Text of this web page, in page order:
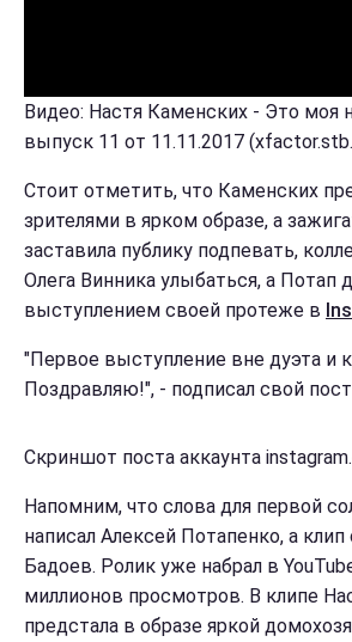
Видео: Настя Каменских - Это моя
выпуск 11 от 11.11.2017
Стоит отметить, что Каменских
зрителями в ярком образе, а
заставила публику подпевать,
Олега Винника улыбаться, а Потап
выступлением своей протеже в
"Первое выступление вне дуэта и
Поздравляю!", - подписал свой
Скриншот поста аккаунта
Напомним, что слова для первой
написал Алексей Потапенко, а клип
Бадоев. Ролик уже набрал в
миллионов просмотров. В клипе
предстала в образе яркой